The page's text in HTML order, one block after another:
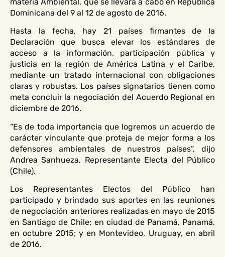
Dominicana del 9 al 12 de agosto de 2016.
Hasta la fecha, hay 21 países firmantes de la
Declaración que busca elevar los estándares de
acceso a la información, participación pública y
justicia en la región de América Latina y el Caribe,
mediante un tratado internacional con obligaciones
claras y robustas. Los países signatarios tienen como
meta concluir la negociación del Acuerdo Regional en
diciembre de 2016.
“Es de toda importancia que logremos un acuerdo de
carácter vinculante que proteja de mejor forma a los
defensores ambientales de nuestros países”, dijo
Andrea Sanhueza, Representante Electa del Público
(Chile).
Los Representantes Electos del Público han
participado y brindado sus aportes en las reuniones
de negociación anteriores realizadas en mayo de 2015
en Santiago de Chile; en ciudad de Panamá, Panamá,
en octubre 2015; y en Montevideo, Uruguay, en abril
de 2016.